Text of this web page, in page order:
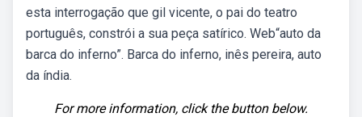
esta interrogação que gil vicente, o pai do teatro
português, constrói a sua peça satírico. Web“auto da
barca do inferno”. Barca do inferno, inês pereira, auto
da índia.
For more information, click the button below.